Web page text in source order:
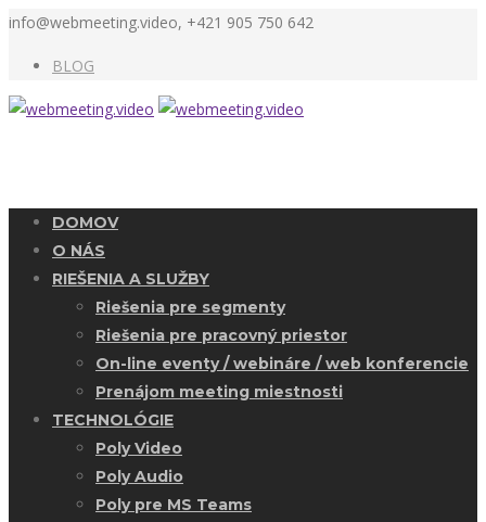
info@webmeeting.video, +421 905 750 642
BLOG
DOMOV
O NÁS
RIEŠENIA A SLUŽBY
Riešenia pre segmenty
Riešenia pre pracovný priestor
On-line eventy / webináre / web konferencie
Prenájom meeting miestnosti
TECHNOLÓGIE
Poly Video
Poly Audio
Poly pre MS Teams